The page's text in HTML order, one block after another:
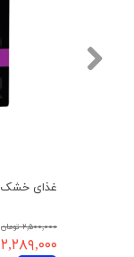
۲,۵۰۰,۰۰۰ تومان
۲,۲۸۹,۰۰۰ تومان